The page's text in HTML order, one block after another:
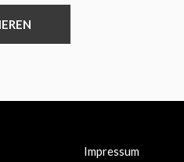
Impressum